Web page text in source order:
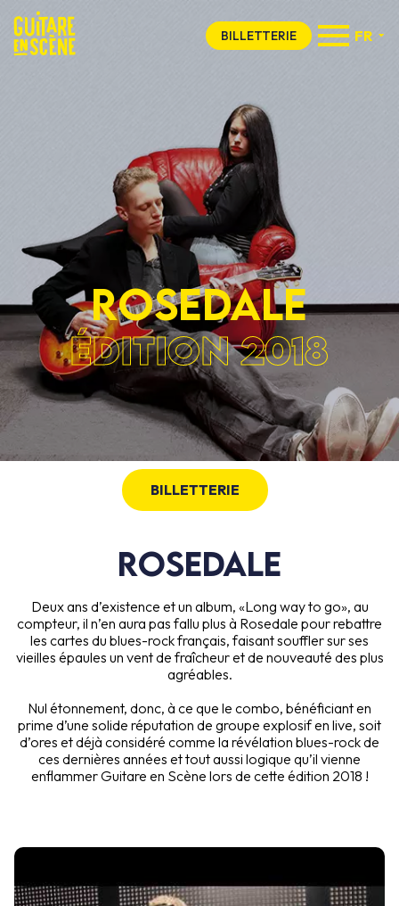
BILLETTERIE FR
ROSEDALE
ÉDITION 2018
BILLETTERIE
ROSEDALE
Deux ans d’existence et un album, «Long way to go», au
compteur, il n’en aura pas fallu plus à Rosedale pour rebattre
les cartes du blues-rock français, faisant souffler sur ses
vieilles épaules un vent de fraîcheur et de nouveauté des plus
agréables.
Nul étonnement, donc, à ce que le combo, bénéficiant en
prime d’une solide réputation de groupe explosif en live, soit
d’ores et déjà considéré comme la révélation blues-rock de
ces dernières années et tout aussi logique qu’il vienne
enflammer Guitare en Scène lors de cette édition 2018 !